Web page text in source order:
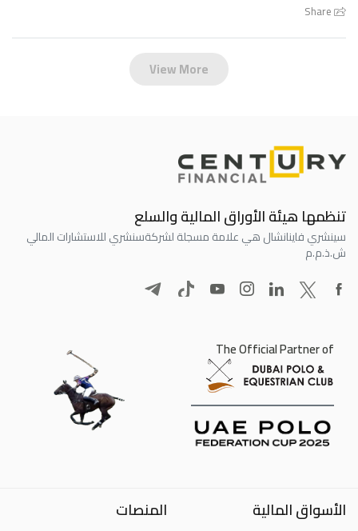
Share
View More
تنظمها هيئة الأوراق المالية والسلع
سينشري فاينانشال هي علامة مسجلة لشركةسنشري للاستشارات المالي
ش.ذ.م.م
The Official Partner of
الأسواق المالية المنصات